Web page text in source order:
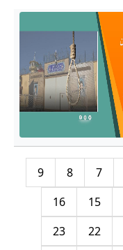
7
8
9
15
16
22
23